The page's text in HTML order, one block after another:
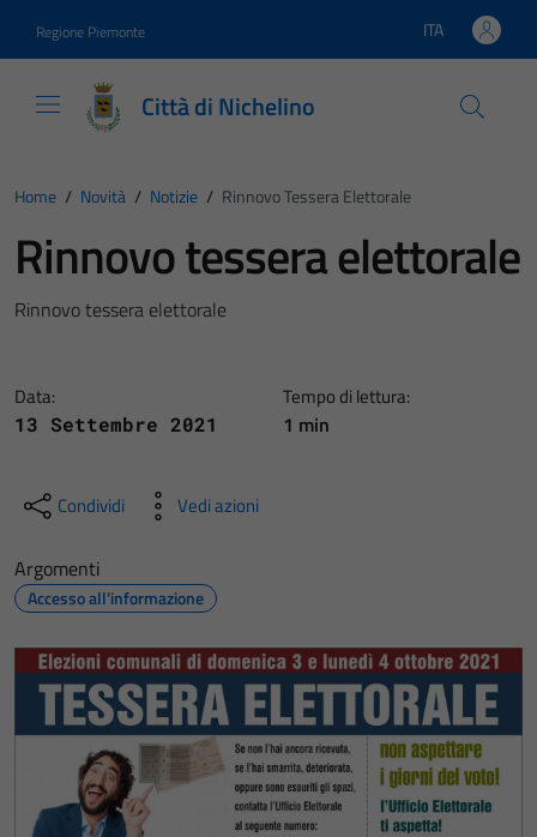
Regione Piemonte Lingua attiva:
ITA
Città di Nichelino
Home / Novità / Notizie / Rinnovo Tessera Elettorale
Rinnovo tessera elettorale
Rinnovo tessera elettorale
Data:
13 Settembre 2021
Tempo di lettura:
1 min
Condividi Vedi azioni
Argomenti
Accesso all'informazione